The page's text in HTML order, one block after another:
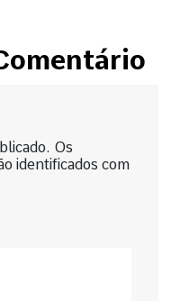
Os
identificados com